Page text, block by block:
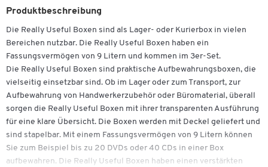
Produktbeschreibung
Die Really Useful Boxen sind als Lager- oder Kurierbox in vielen
Bereichen nutzbar. Die Really Useful Boxen haben ein
Fassungsvermögen von 9 Litern und kommen im 3er-Set.
Die Really Useful Boxen sind praktische Aufbewahrungsboxen, die
vielseitig einsetzbar sind. Ob im Lager oder zum Transport, zur
Aufbewahrung von Handwerkerzubehör oder Büromaterial, überall
sorgen die Really Useful Boxen mit ihrer transparenten Ausführung
für eine klare Übersicht. Die Boxen werden mit Deckel geliefert und
sind stapelbar. Mit einem Fassungsvermögen von 9 Litern können
Sie zum Beispiel bis zu 20 DVDs oder 40 CDs in einer Box
aufbewahren. Die Really Useful Boxen haben einen verstärkten